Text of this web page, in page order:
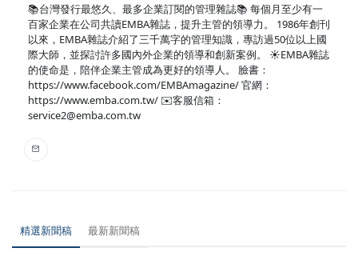
📚台灣發行最悠久、最多企業訂閱的管理雜誌📚 每個月至少有一
百家企業在公司共讀EMBA雜誌，提升主管的領導力。 1986年創刊
以來，EMBA雜誌介紹了三千萬字的管理知識，專訪過50位以上國
際大師，並探討許多國內外企業的領導和創新案例。 ☀️EMBA雜誌
的使命是，陪伴企業主管成為更好的領導人。 臉書：
https://www.facebook.com/EMBAmagazine/ 官網：
https://www.emba.com.tw/ ✉️客服信箱：
service2@emba.com.tw
精選新聞稿 最新新聞稿